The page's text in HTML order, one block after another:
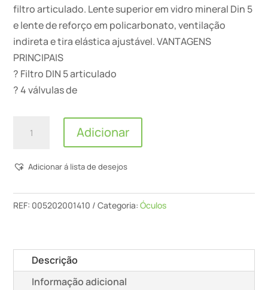
filtro articulado. Lente superior em vidro mineral Din 5
e lente de reforço em policarbonato, ventilação
indireta e tira elástica ajustável. VANTAGENS
PRINCIPAIS
? Filtro DIN 5 articulado
? 4 válvulas de
Quantidade
-
De
PO204
Adicionar
Adicionar á lista de desejos
REF: 005202001410 Categoria:Óculos
Descrição
Informação adicional